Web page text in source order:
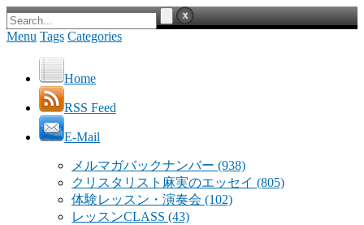
Menu Tags Categories
Home
RSS Feed
E-Mail
メルマガバックナンバー (938)
クリスタリスト麻実のエッセイ (805)
体験レッスン・演奏会 (102)
レッスンCLASS (43)